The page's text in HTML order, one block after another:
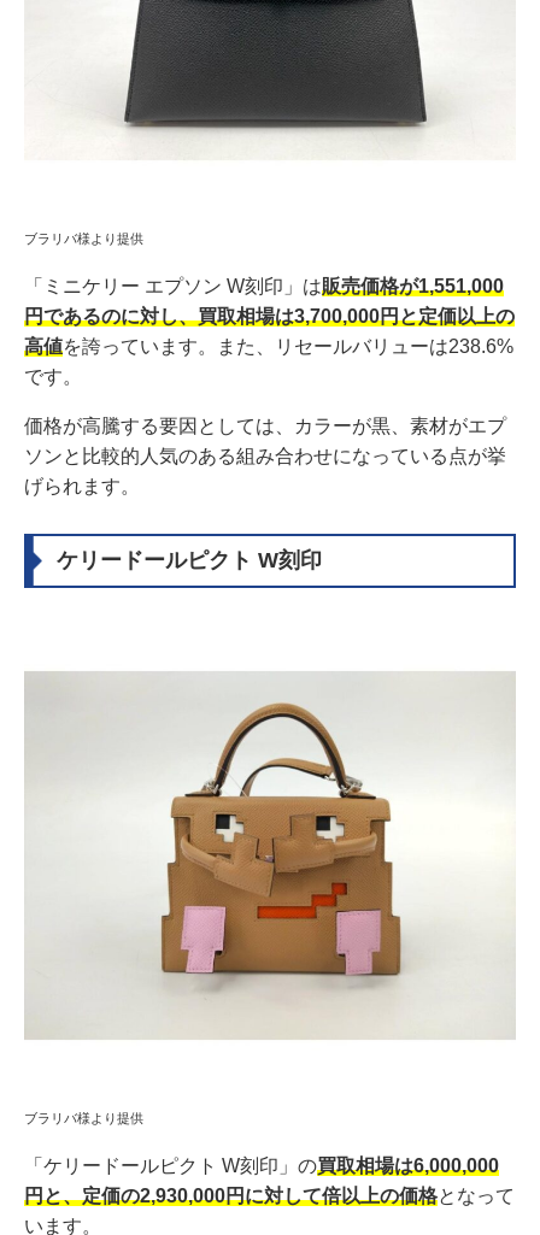
ブラリバ様より提供
「ミニケリー エプソン W刻印」は販売価格が1,551,000
円であるのに対し、買取相場は3,700,000円と定価以上の
高値を誇っています。また、リセールバリューは238.6%
です。
価格が高騰する要因としては、カラーが黒、素材がエプ
ソンと比較的人気のある組み合わせになっている点が挙
げられます。
ケリードールピクト W刻印
ブラリバ様より提供
「ケリードールピクト W刻印」の買取相場は6,000,000
円と、定価の2,930,000円に対して倍以上の価格となって
います。